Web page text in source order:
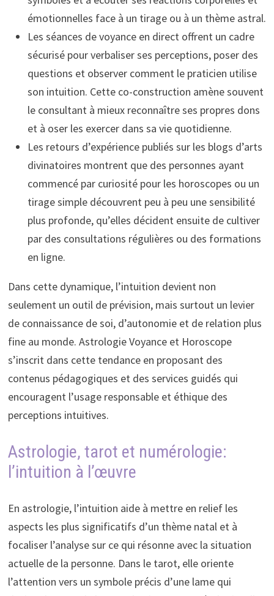
émotionnelles face à un tirage ou à un thème astral.
Les séances de voyance en direct offrent un cadre
sécurisé pour verbaliser ses perceptions, poser des
questions et observer comment le praticien utilise
son intuition. Cette co-construction amène souvent
le consultant à mieux reconnaître ses propres dons
et à oser les exercer dans sa vie quotidienne.
Les retours d’expérience publiés sur les blogs d’arts
divinatoires montrent que des personnes ayant
commencé par curiosité pour les horoscopes ou un
tirage simple découvrent peu à peu une sensibilité
plus profonde, qu’elles décident ensuite de cultiver
par des consultations régulières ou des formations
en ligne.
Dans cette dynamique, l’intuition devient non
seulement un outil de prévision, mais surtout un levier
de connaissance de soi, d’autonomie et de relation plus
fine au monde. Astrologie Voyance et Horoscope
s’inscrit dans cette tendance en proposant des
contenus pédagogiques et des services guidés qui
encouragent l’usage responsable et éthique des
perceptions intuitives.
Astrologie, tarot et numérologie:
l’intuition à l’œuvre
En astrologie, l’intuition aide à mettre en relief les
aspects les plus significatifs d’un thème natal et à
focaliser l’analyse sur ce qui résonne avec la situation
actuelle de la personne. Dans le tarot, elle oriente
l’attention vers un symbole précis d’une lame qui